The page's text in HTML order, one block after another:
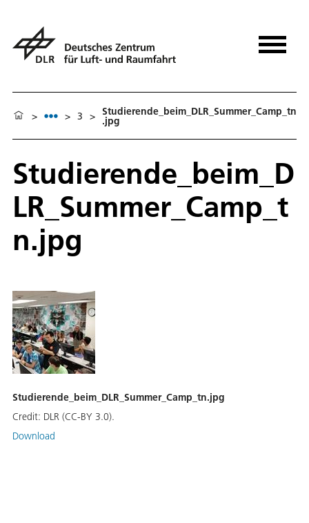
> > 3 > Studierende_beim_DLR_Summer_Camp_tn
.jpg
Studierende_beim_D
LR_Summer_Camp_t
n.jpg
Studierende_beim_DLR_Summer_Camp_tn.jpg
Credit: DLR (CC-BY 3.0).
Download